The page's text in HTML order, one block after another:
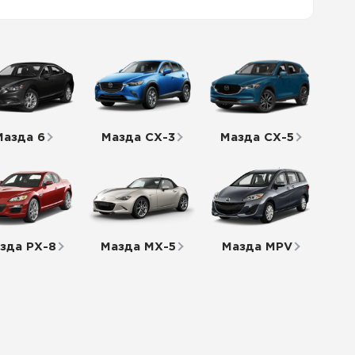
6 Мазда СХ-3 Мазда СХ-5
РХ-8 Мазда МХ-5 Мазда MPV